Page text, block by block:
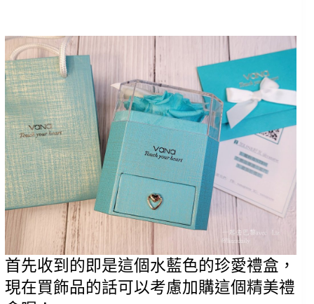
首先收到的即是這個水藍色的珍愛禮盒，
現在買飾品的話可以考慮加購這個精美禮